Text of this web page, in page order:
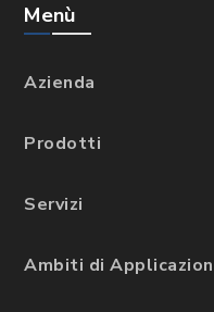
Menù
Azienda
Prodotti
Servizi
Ambiti di